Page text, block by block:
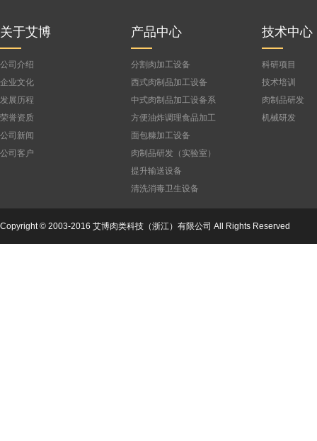
真空搅拌机BVBJ-1500
关于艾博
公司介绍
企业文化
发展历程
荣誉资质
公司新闻
公司客户
产品中心
分割肉加工设备
西式肉制品加工设备
中式肉制品加工设备系
列
方便油炸调理食品加工
设备
面包糠加工设备
肉制品研发（实验室）
设备
提升输送设备
清洗消毒卫生设备
技术中心
科研项目
技术培训
肉制品研发
机械研发
Copyright © 2003-2016 艾博肉类科技（浙江）有限公司 All Rights Reserved